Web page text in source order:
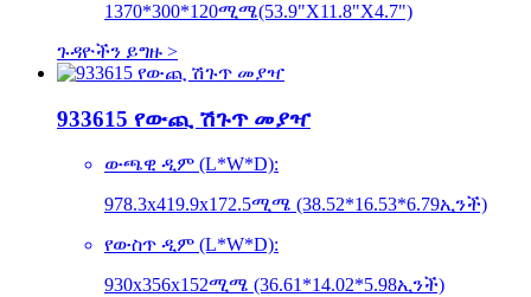
1370*300*120ሚሜ(53.9"X11.8"X4.7")
ጉዳዮችን ይግዙ >
933615 የውጪ ሽጉጥ መያዣ
ውጫዊ ዲም (L*W*D):
978.3x419.9x172.5ሚሜ (38.52*16.53*6.79ኢንች)
የውስጥ ዲም (L*W*D):
930x356x152ሚሜ (36.61*14.02*5.98ኢንች)